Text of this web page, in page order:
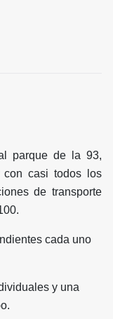
parque de la 93,
con casi todos los
de transporte
cada uno
y una